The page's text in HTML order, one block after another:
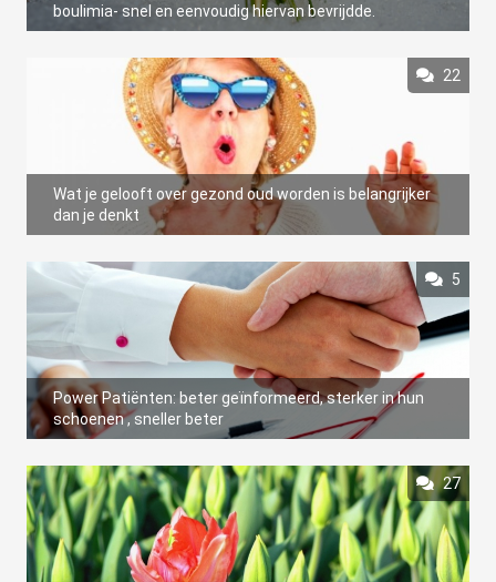
boulimia- snel en eenvoudig hiervan bevrijdde.
22
Wat je gelooft over gezond oud worden is belangrijker
dan je denkt
5
Power Patiënten: beter geïnformeerd, sterker in hun
schoenen , sneller beter
27